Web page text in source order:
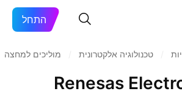
התחל
טכנולוגיה אלקטרונית מוליכים למחצה
Renesas